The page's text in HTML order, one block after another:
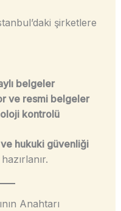
şirketlere
belgeler
ve resmi belgeler
kontrolü
hukuki güvenliği
Anahtarı